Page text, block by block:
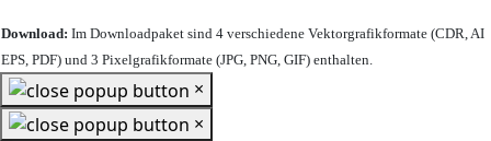
Download: Im Downloadpaket sind 4 verschiedene Vektorgrafikformate (CDR, AI
EPS, PDF) und 3 Pixelgrafikformate (JPG, PNG, GIF) enthalten.
×
×